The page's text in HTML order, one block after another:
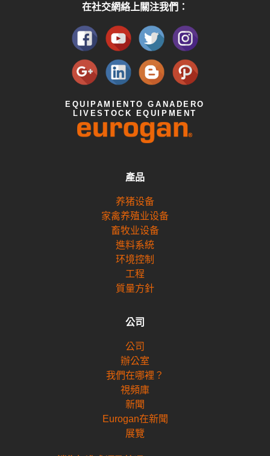
在社交網絡上關注我們：
EQUIPAMIENTO GANADERO
LIVESTOCK EQUIPMENT
產品
养猪设备
家禽养殖业设备
畜牧业设备
進料系統
环境控制
工程
質量方針
公司
公司
辦公室
我們在哪裡？
視頻庫
新聞
Eurogan在新聞
展覽